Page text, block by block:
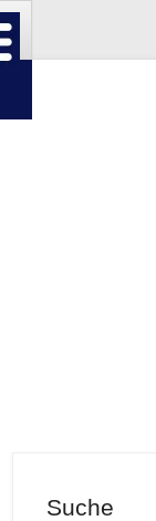
Suche